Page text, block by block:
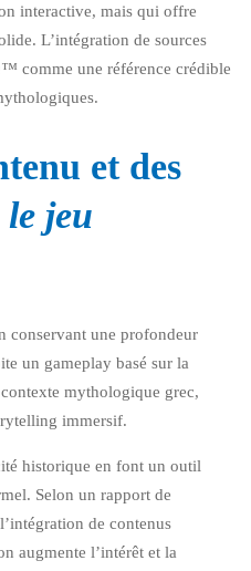
interactive, mais qui offre
L’intégration de sources
comme une référence crédible
et des
le jeu
conservant une profondeur
un gameplay basé sur la
mythologique grec,
immersif.
historique en font un outil
Selon un rapport de
de contenus
augmente l’intérêt et la